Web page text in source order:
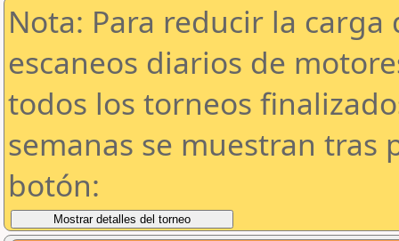
Nota: Para reducir la
escaneos diarios de
todos los torneos
semanas se muestran tras
botón: